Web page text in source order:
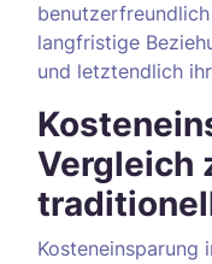
langfristige
und letztendlich
Vergleich
Kosteneinsparung